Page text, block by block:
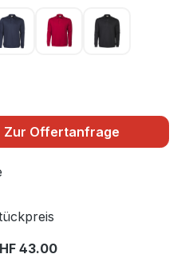
Marine 600Rot 400 Schwarz
Zur Offertanfrage
43.00